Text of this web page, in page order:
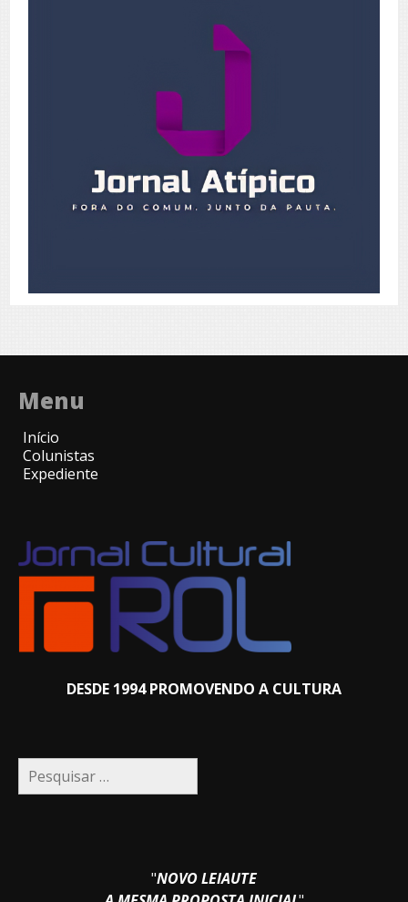
Menu
Início
Colunistas
Expediente
DESDE 1994 PROMOVENDO A CULTURA
Pesquisar
por:
"NOVO LEIAUTE